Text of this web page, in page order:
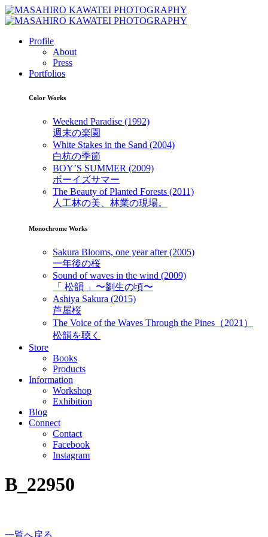
Profile
About
Press
Portfolios
Color Works
Weekend Paradise (1992)
週末の楽園
White Stakes in the Sand (2004)
白杭の季節
BOY’S SUMMER (2009)
ボーイズサマー
The Beauty of Planted Forests (2011)
人工林の美、林業の現場。
Monochrome Works
Sakura Blooms, one year after (2005)
一年後の桜
Sound of waves in the wind (2009)
「 松韻 」〜劉生の頃〜
Ashiya Sakura (2015)
芦屋桜
The Voice of the Waves Through the Pines（2021）
松韻を聴く
Store
Books
Products
Information
Workshop
Exhibition
Blog
Connect
Contact
Facebook
Instagram
B_22950
一覧へ戻る